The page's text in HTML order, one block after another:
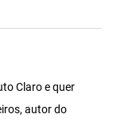
Claro e quer
autor do